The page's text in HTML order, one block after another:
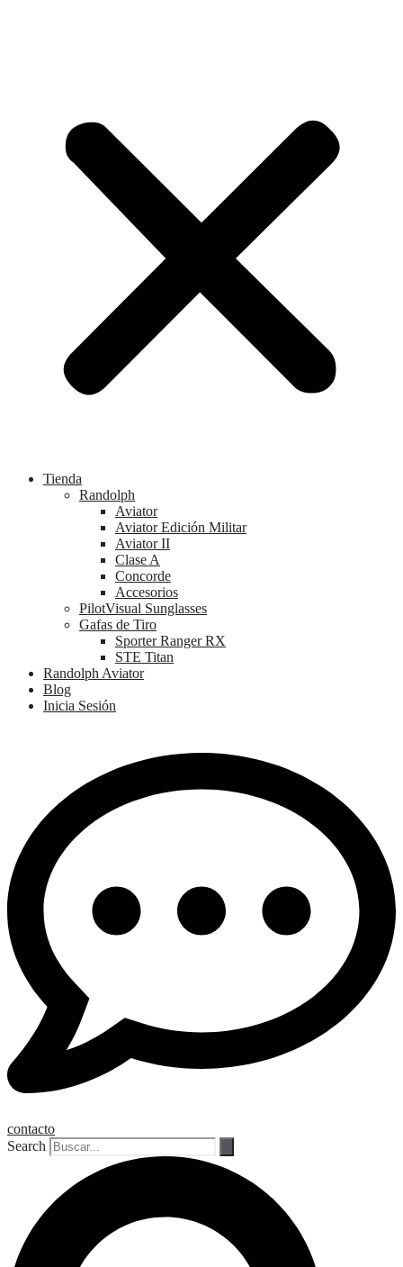
Tienda
Randolph
Aviator
Aviator Edición Militar
Aviator II
Clase A
Concorde
Accesorios
PilotVisual Sunglasses
Gafas de Tiro
Sporter Ranger RX
STE Titan
Randolph Aviator
Blog
Inicia Sesión
contacto
Search